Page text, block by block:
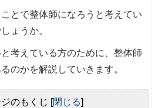
とで整体師になろうと考えてい
ょうか。
考えている方のために、整体師
のかを解説していきます。
のもくじ [閉じる]